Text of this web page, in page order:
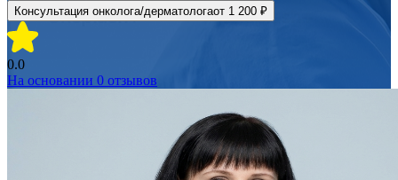
Консультация онколога/дерматологаот 1 200 ₽
0.0
На основании 0 отзывов